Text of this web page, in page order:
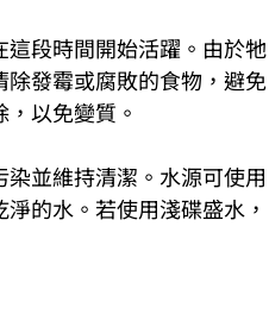
段時間開始活躍。由於牠
發霉或腐敗的食物，避免
以免變質。
並維持清潔。水源可使用
的水。若使用淺碟盛水，